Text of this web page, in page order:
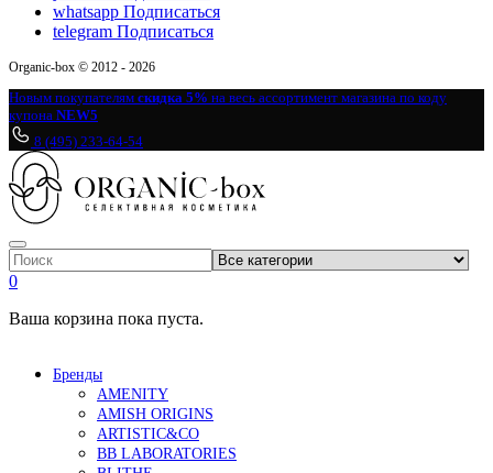
whatsapp Подписаться
telegram Подписаться
Organic-box © 2012 - 2026
Новым покупателям скидка 5% на весь ассортимент магазина по коду
купона NEW5
8 (495) 233-64-54
0
Ваша корзина пока пуста.
Бренды
AMENITY
AMISH ORIGINS
ARTISTIC&CO
BB LABORATORIES